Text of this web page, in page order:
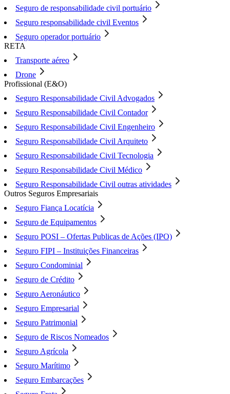
Seguro de responsabilidade civil portuário
Seguro responsabilidade civil Eventos
Seguro operador portuário
RETA
Transporte aéreo
Drone
Profissional (E&O)
Seguro Responsabilidade Civil Advogados
Seguro Responsabilidade Civil Contador
Seguro Responsabilidade Civil Engenheiro
Seguro Responsabilidade Civil Arquiteto
Seguro Responsabilidade Civil Tecnologia
Seguro Responsabilidade Civil Médico
Seguro Responsabilidade Civil outras atividades
Outros Seguros Empresariais
Seguro Fiança Locatícia
Seguro de Equipamentos
Seguro POSI – Ofertas Publicas de Ações (IPO)
Seguro FIPI – Instituições Financeiras
Seguro Condominial
Seguro de Crédito
Seguro Aeronáutico
Seguro Empresarial
Seguro Patrimonial
Seguro de Riscos Nomeados
Seguro Agrícola
Seguro Marítimo
Seguro Embarcações